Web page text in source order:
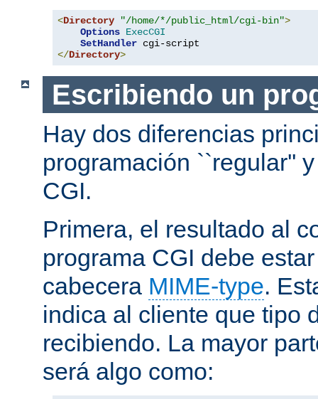
<Directory "/home/*/public_html/cgi-bin">
Options ExecCGI
SetHandler
</Directory>
Escribiendo un
Hay dos diferencias
programación ``regular''
CGI.
Primera, el resultado al
programa CGI debe
cabecera MIME-type.
indica al cliente que tipo
recibiendo. La mayor
será algo como: